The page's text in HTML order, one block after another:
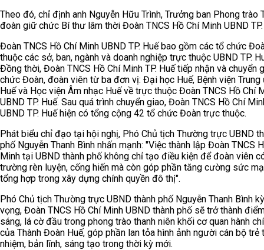
Theo đó, chỉ định anh Nguyễn Hữu Trình, Trưởng ban Phong trào
đoàn giữ chức Bí thư lâm thời Đoàn TNCS Hồ Chí Minh UBND TP.
Đoàn TNCS Hồ Chí Minh UBND TP. Huế bao gồm các tổ chức
thuộc các sở, ban, ngành và doanh nghiệp trực thuộc UBND TP.
Đồng thời, Đoàn TNCS Hồ Chí Minh TP. Huế tiếp nhận và chuyển
chức Đoàn, đoàn viên từ ba đơn vị: Đại học Huế, Bệnh viện Trung
Huế và Học viện Âm nhạc Huế về trực thuộc Đoàn TNCS Hồ Chí
UBND TP. Huế. Sau quá trình chuyển giao, Đoàn TNCS Hồ Chí
UBND TP. Huế hiện có tổng cộng 42 tổ chức Đoàn trực thuộc.
Phát biểu chỉ đạo tại hội nghị, Phó Chủ tịch Thường trực UBND
phố Nguyễn Thanh Bình nhấn mạnh: "Việc thành lập Đoàn TNCS
Minh tại UBND thành phố không chỉ tạo điều kiện để đoàn viên
trường rèn luyện, cống hiến mà còn góp phần tăng cường sức
tổng hợp trong xây dựng chính quyền đô thị".
Phó Chủ tịch Thường trực UBND thành phố Nguyễn Thanh Bình kỳ
vọng, Đoàn TNCS Hồ Chí Minh UBND thành phố sẽ trở thành
sáng, lá cờ đầu trong phong trào thanh niên khối cơ quan hành
của Thành Đoàn Huế, góp phần lan tỏa hình ảnh người cán bộ trẻ
nhiệm, bản lĩnh, sáng tạo trong thời kỳ mới.